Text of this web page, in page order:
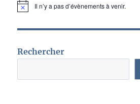
N
e
Il n’y a pas d’évènements à venir.
Rechercher